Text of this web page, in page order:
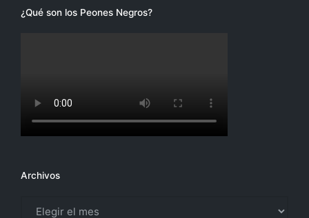
¿Qué son los Peones Negros?
Archivos